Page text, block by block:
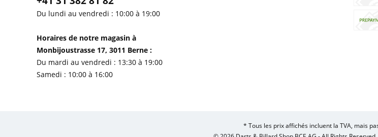
Du lundi au vendredi : 10:00 à 19:00
Horaires de notre magasin à
Monbijoustrasse 17, 3011 Berne :
Du mardi au vendredi : 13:30 à 19:00
Samedi : 10:00 à 16:00
* Tous les prix affichés incluent la TVA, mais